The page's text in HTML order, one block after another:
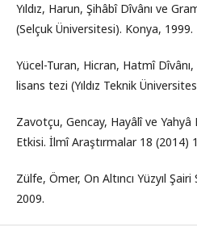
Yıldız, Harun, Şihâbî Dîvânı ve
(Selçuk Üniversitesi). Konya, 1999.
Yücel-Turan, Hicran, Hatmî
lisans tezi (Yıldız Teknik
Zavotçu, Gencay, Hayâlî ve Yahyâ
Etkisi. İlmî Araştırmalar 18 (2014)
Zülfe, Ömer, On Altıncı Yüzyıl
2009.